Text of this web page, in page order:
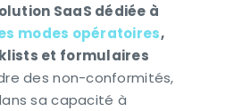
SaaS dédiée à
modes opératoires,
et formulaires
des non-conformités,
sa capacité à